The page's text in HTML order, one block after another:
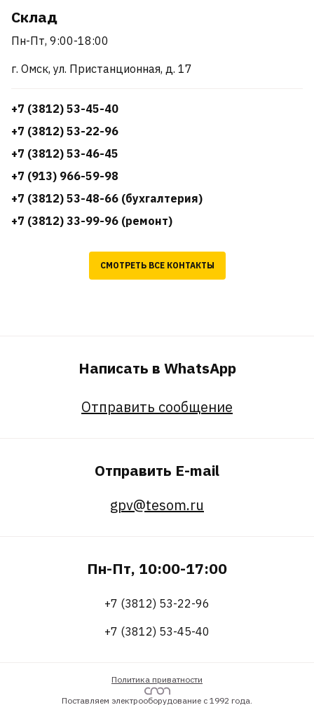
Склад
Пн-Пт, 9:00-18:00
г. Омск, ул. Пристанционная, д. 17
+7 (3812) 53-45-40
+7 (3812) 53-22-96
+7 (3812) 53-46-45
+7 (913) 966-59-98
+7 (3812) 53-48-66 (бухгалтерия)
+7 (3812) 33-99-96 (ремонт)
СМОТРЕТЬ ВСЕ КОНТАКТЫ
Написать в WhatsApp
Отправить сообщение
Отправить E-mail
gpv@tesom.ru
Пн-Пт, 10:00-17:00
+7 (3812) 53-22-96
+7 (3812) 53-45-40
Политика приватности
Поставляем электрооборудование с 1992 года.